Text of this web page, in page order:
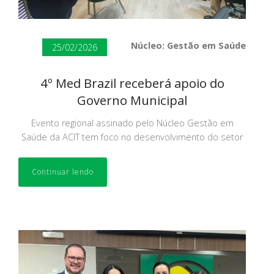
25/02/2026 Núcleo: Gestão em Saúde
4º Med Brazil receberá apoio do
Governo Municipal
Evento regional assinado pelo Núcleo Gestão em
Saúde da ACIT tem foco no desenvolvimento do setor
Continuar lendo